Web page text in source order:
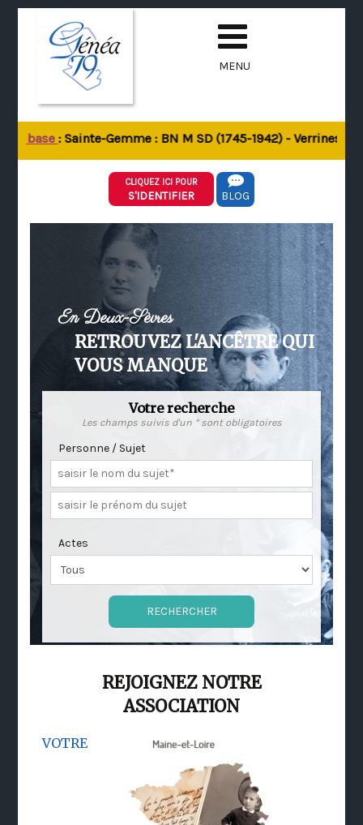
MENU
base: Sainte-Gemme : BN M SD (1745-1942) - Verrines-
CLIQUEZ ICI POUR
S'IDENTIFIER BLOG
En Deux-Sèvres
RETROUVEZ L'ANCÊTRE QUI
VOUS MANQUE
Votre recherche
Les champs suivis d'un * sont obligatoires
Personne / Sujet
Actes
REJOIGNEZ NOTRE
ASSOCIATION
VOTRE